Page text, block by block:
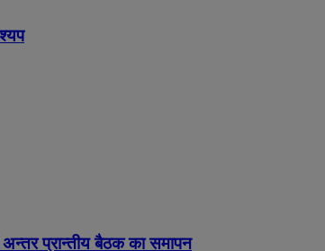
अन्तर प्रान्तीय बैठक का समापन